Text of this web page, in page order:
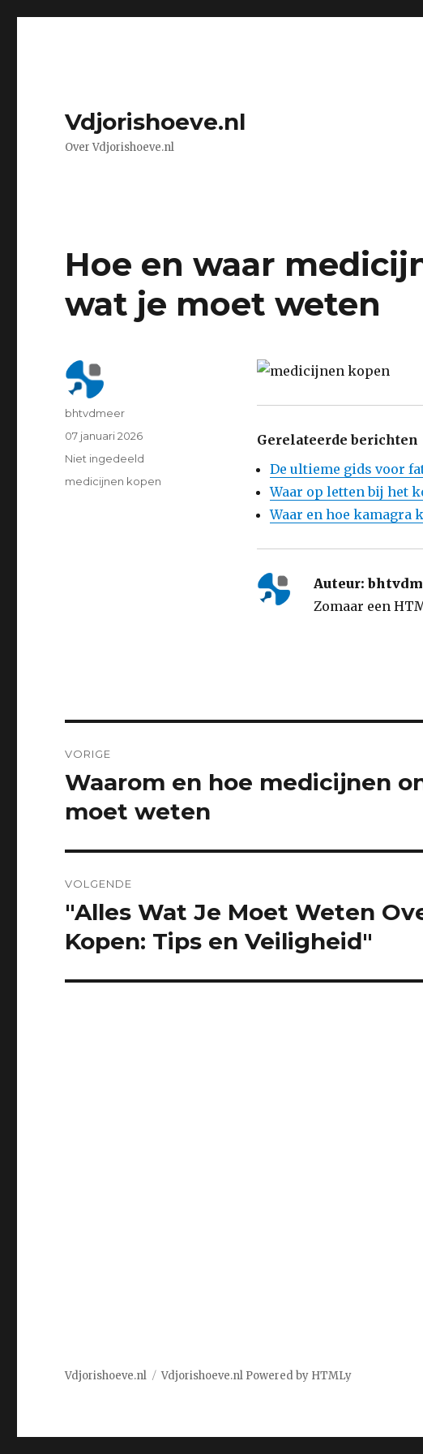
Vdjorishoeve.nl
Over Vdjorishoeve.nl
Hoe en waar
wat je moet weten
Gerelateerde berichten
De ultieme gids voor
Waar op letten bij het
Waar en hoe kamagra
Auteur:
Zomaar een
Author
bhtvdmeer
Posted
on
07 januari 2026
Categorie
Niet ingedeeld
Tags
medicijnen kopen
navigation
VORIGE
Previous
Waarom en hoe medicijnen
moet weten
VOLGENDE
Next
post:
"Alles Wat Je Moet Weten
Kopen: Tips en Veiligheid"
Vdjorishoeve.nl Vdjorishoeve.nl Powered by HTMLy